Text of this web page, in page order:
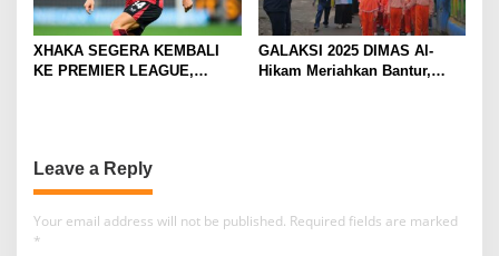
XHAKA SEGERA KEMBALI
KE PREMIER LEAGUE,
GALAKSI 2025 DIMAS Al-
Hikam Meriahkan Bantur,
Leave a Reply
Your email address will not be published. Required fields are marked
*